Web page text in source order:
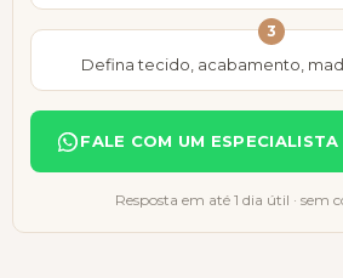
3
Defina tecido, acabamento,
FALE COM UM
Resposta em até 1 dia útil · sem